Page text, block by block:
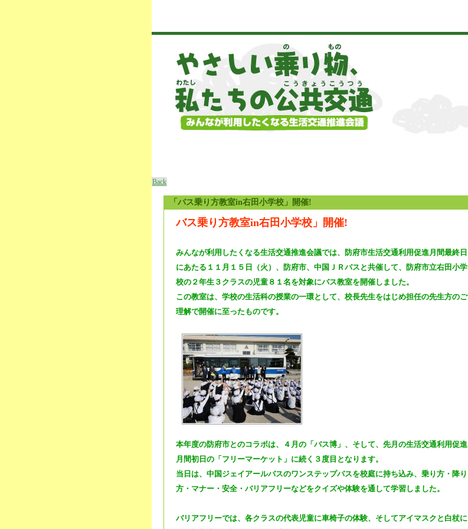
Back
「バス乗り方教室in右田小学校」開催!
バス乗り方教室in右田小学校」開催!
みんなが利用したくなる生活交通推進会議では、防府市生活交通利用促進月間最終日
にあたる１１月１５日（火）、防府市、中国ＪＲバスと共催して、防府市立右田小学
校の２年生３クラスの児童８１名を対象にバス教室を開催しました。
この教室は、学校の生活科の授業の一環として、校長先生をはじめ担任の先生方のご
理解で開催に至ったものです。
本年度の防府市とのコラボは、４月の「バス博」、そして、先月の生活交通利用促進
月間初日の「フリーマーケット」に続く３度目となります。
当日は、中国ジェイアールバスのワンステップバスを校庭に持ち込み、乗り方・降り
方・マナー・安全・バリアフリーなどをクイズや体験を通して学習しました。
バリアフリーでは、各クラスの代表児童に車椅子の体験、そしてアイマスクと白杖に